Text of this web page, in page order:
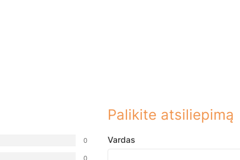
0
0
Palikite atsiliepimą
Vardas